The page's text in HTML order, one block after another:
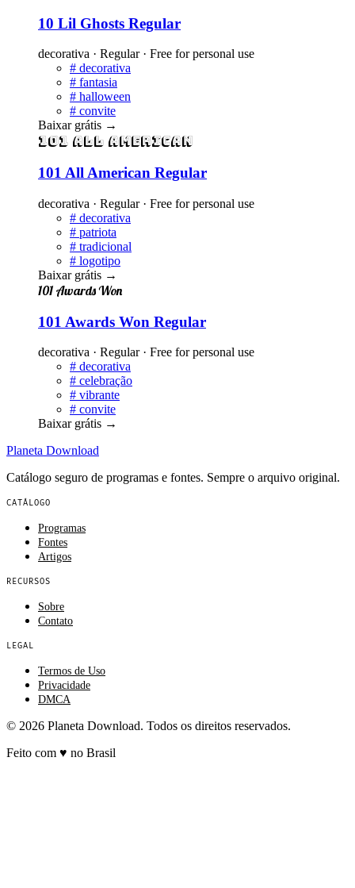
10 Lil Ghosts Regular
decorativa · Regular · Free for personal use
# decorativa
# fantasia
# halloween
# convite
Baixar grátis →
101 All American
101 All American Regular
decorativa · Regular · Free for personal use
# decorativa
# patriota
# tradicional
# logotipo
Baixar grátis →
101 Awards Won
101 Awards Won Regular
decorativa · Regular · Free for personal use
# decorativa
# celebração
# vibrante
# convite
Baixar grátis →
Planeta Download
Catálogo seguro de programas e fontes. Sempre o arquivo original.
CATÁLOGO
Programas
Fontes
Artigos
RECURSOS
Sobre
Contato
LEGAL
Termos de Uso
Privacidade
DMCA
© 2026 Planeta Download. Todos os direitos reservados.
Feito com ♥ no Brasil